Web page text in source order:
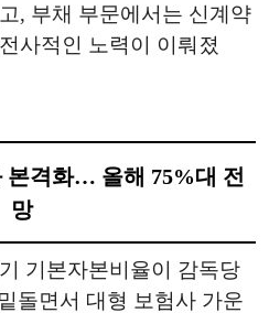
, 부채 부문에서는 신계약
사적인 노력이 이뤄졌
본격화… 올해 75%대 전
망
기본자본비율이 감독당
돌면서 대형 보험사 가운